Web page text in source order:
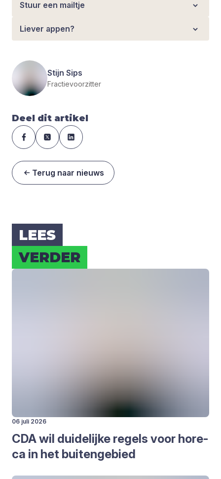
Stuur een mailtje
Liever appen?
Stijn Sips
Fractievoorzitter
Deel dit artikel
Terug naar nieuws
LEES
VER­DER
06 juli 2026
CDAwil dui­de­lij­ke regels voor hore­
ca in het bui­ten­ge­bied